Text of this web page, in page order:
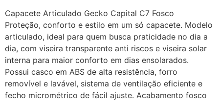
Capacete Articulado Gecko Capital C7 Fosco
Proteção, conforto e estilo em um só capacete. Modelo
articulado, ideal para quem busca praticidade no dia a
dia, com viseira transparente anti riscos e viseira solar
interna para maior conforto em dias ensolarados.
Possui casco em ABS de alta resistência, forro
removível e lavável, sistema de ventilação eficiente e
fecho micrométrico de fácil ajuste. Acabamento fosco